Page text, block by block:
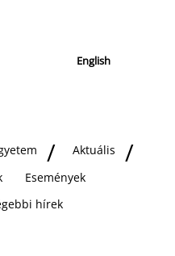
English
Aktuális
Események
hírek